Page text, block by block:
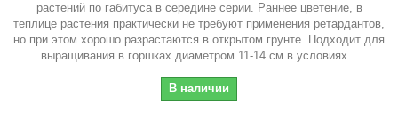
растений по габитуса в середине серии. Раннее цветение, в
теплице растения практически не требуют применения ретардантов,
но при этом хорошо разрастаются в открытом грунте. Подходит для
выращивания в горшках диаметром 11-14 см в условиях...
В наличии